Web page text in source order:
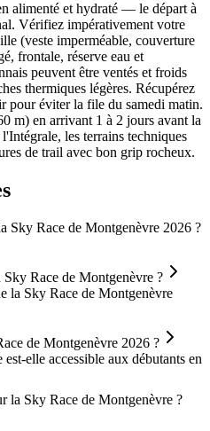
alimenté et hydraté — le départ à
Vérifiez impérativement votre
(veste imperméable, couverture
frontale, réserve eau et
peuvent être ventés et froids
thermiques légères. Récupérez
pour éviter la file du samedi matin.
m) en arrivant 1 à 2 jours avant la
les terrains techniques
de trail avec bon grip rocheux.
Sky Race de Montgenèvre 2026 ?
Race de Montgenèvre ?
la Sky Race de Montgenèvre
de Montgenèvre 2026 ?
elle accessible aux débutants en
la Sky Race de Montgenèvre ?